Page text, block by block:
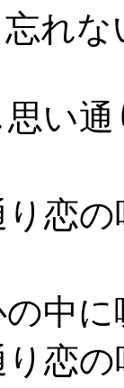
れな
い
恋
中
恋